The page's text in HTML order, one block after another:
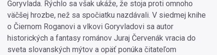
Goryvlada. Rýchlo sa však ukáže, že stoja proti omnoho
väčšej hrozbe, než sa spočiatku nazdávali. V siedmej knihe
o Čiernom Roganovi a vlkovi Goryvladovi sa autor
historických a fantasy románov Juraj Červenák vracia do
sveta slovanských mýtov a opäť ponúka čitateľom